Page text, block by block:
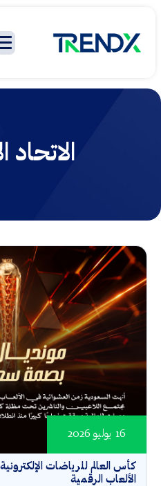
الاتحاد
كأس العالم للرياضات
الألعاب الرقمية
16 يوليو 2026